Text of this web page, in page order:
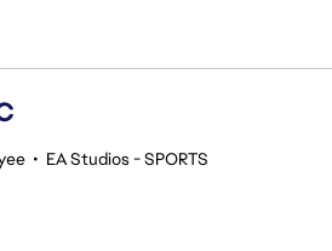
• EA Studios - SPORTS